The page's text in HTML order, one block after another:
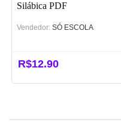
Silábica PDF
Vendedor: SÓ ESCOLA
R$12.90